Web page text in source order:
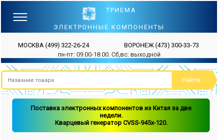
ТРИЕМА
ЭЛЕКТРОННЫЕ КОМПОНЕНТЫ
МОСКВА (499) 322-26-24 ВОРОНЕЖ (473) 300-33-73
пн-пт: 09.00-18.00. Сб,вс: выходной
Поставка электронных компонентов из Китая за две
недели.
Кварцевый генератор CVSS-945x-120.